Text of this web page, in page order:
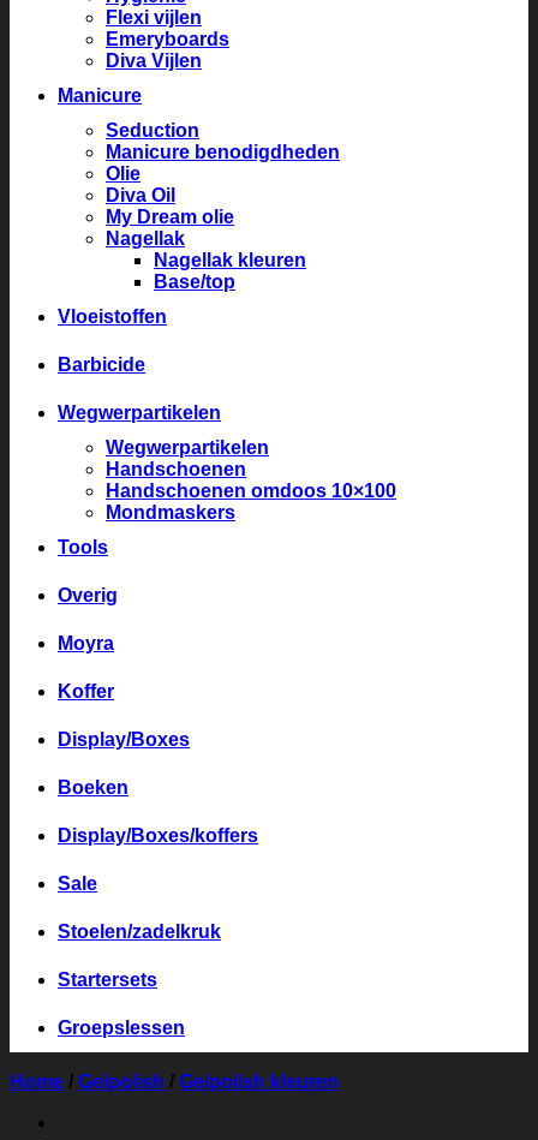
Flexi vijlen
Emeryboards
Diva Vijlen
Manicure
Seduction
Manicure benodigdheden
Olie
Diva Oil
My Dream olie
Nagellak
Nagellak kleuren
Base/top
Vloeistoffen
Barbicide
Wegwerpartikelen
Wegwerpartikelen
Handschoenen
Handschoenen omdoos 10×100
Mondmaskers
Tools
Overig
Moyra
Koffer
Display/Boxes
Boeken
Display/Boxes/koffers
Sale
Stoelen/zadelkruk
Startersets
Groepslessen
Home / Gelpolish / Gelpolish kleuren